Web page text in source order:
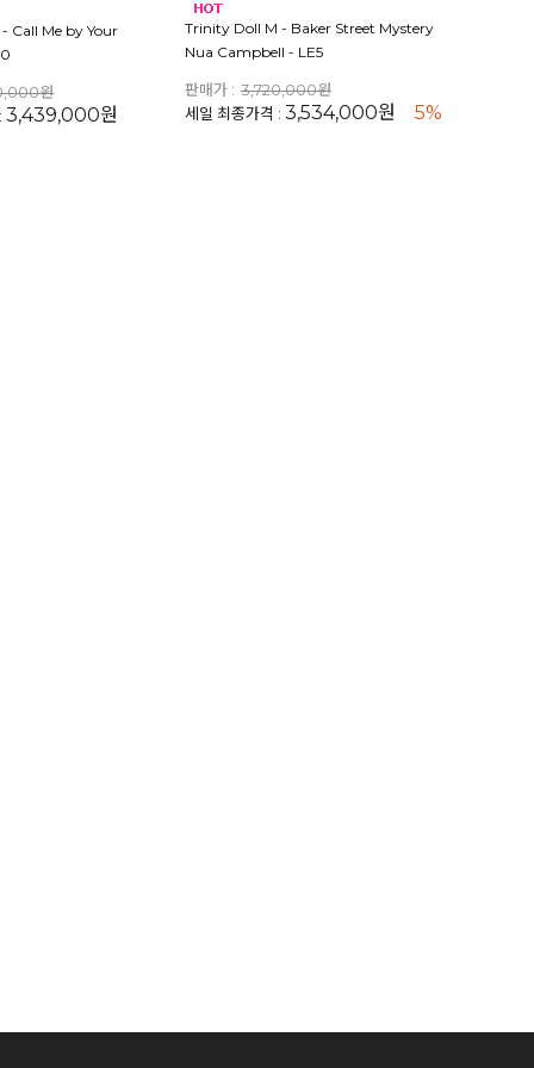
Call Me by Your
원
3,439,000원
Trinity Doll M - Baker Street Mystery
Nua Campbell - LE5
판매가 : 3,720,000원
세일 최종가격 : 3,534,000원 5%